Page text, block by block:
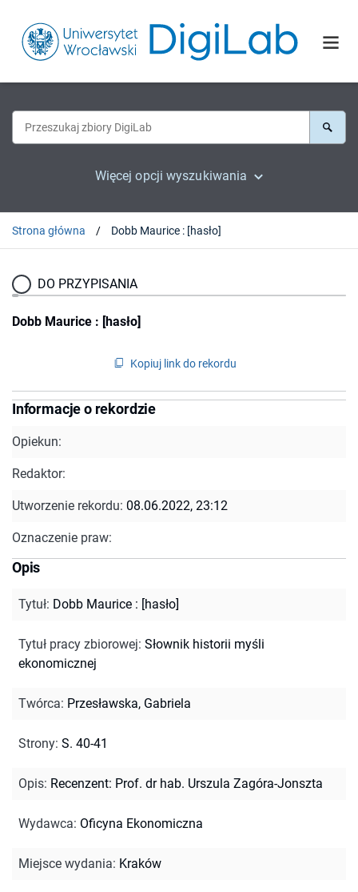
Więcej opcji wyszukiwania
Strona główna Dobb Maurice : [hasło]
DO PRZYPISANIA
Dobb Maurice : [hasło]
Kopiuj link do rekordu
Informacje o rekordzie
Opiekun:
Redaktor:
Utworzenie rekordu: 08.06.2022, 23:12
Oznaczenie praw:
Opis
Tytuł: Dobb Maurice : [hasło]
Tytuł pracy zbiorowej: Słownik historii myśli
ekonomicznej
Twórca: Przesławska, Gabriela
Strony: S. 40-41
Opis: Recenzent: Prof. dr hab. Urszula Zagóra-Jonszta
Wydawca: Oficyna Ekonomiczna
Miejsce wydania: Kraków